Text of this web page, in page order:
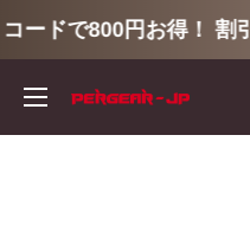
800円お得！ 割引コード:
テ